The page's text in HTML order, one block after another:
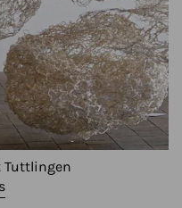
Tuttlingen